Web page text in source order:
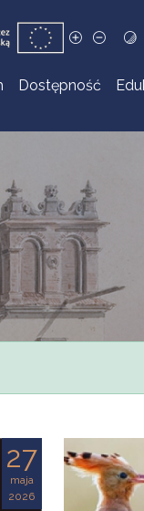
Dostępność
27
maja
2026